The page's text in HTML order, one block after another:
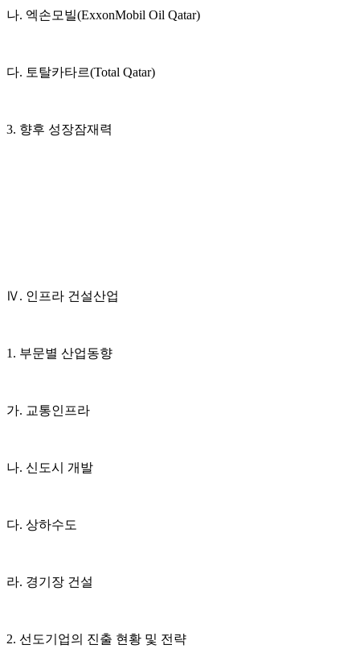
나. 엑손모빌(ExxonMobil Oil Qatar)
다. 토탈카타르(Total Qatar)
3. 향후 성장잠재력
Ⅳ. 인프라 건설산업
1. 부문별 산업동향
가. 교통인프라
나. 신도시 개발
다. 상하수도
라. 경기장 건설
2. 선도기업의 진출 현황 및 전략